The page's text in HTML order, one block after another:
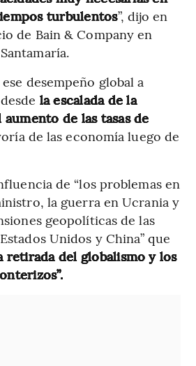
turbulentos”, dijo en
de Bain & Company en
desempeño global a
la escalada de la
de las tasas de
de las economía luego de
de “los problemas en
la guerra en Ucrania y
geopolíticas de las
Unidos y China” que
retirada del globalismo y los